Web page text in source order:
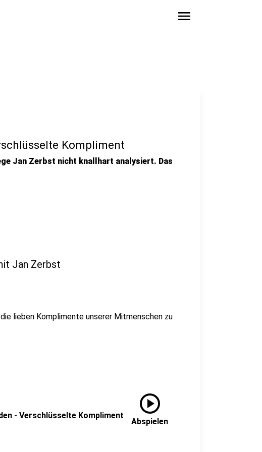
menu
Kompliment
Jan Zerbst nicht knallhart analysiert. Das
Jan Zerbst
lieben Komplimente unserer Mitmenschen zu
- Verschlüsselte Kompliment
play_circle
Abspielen